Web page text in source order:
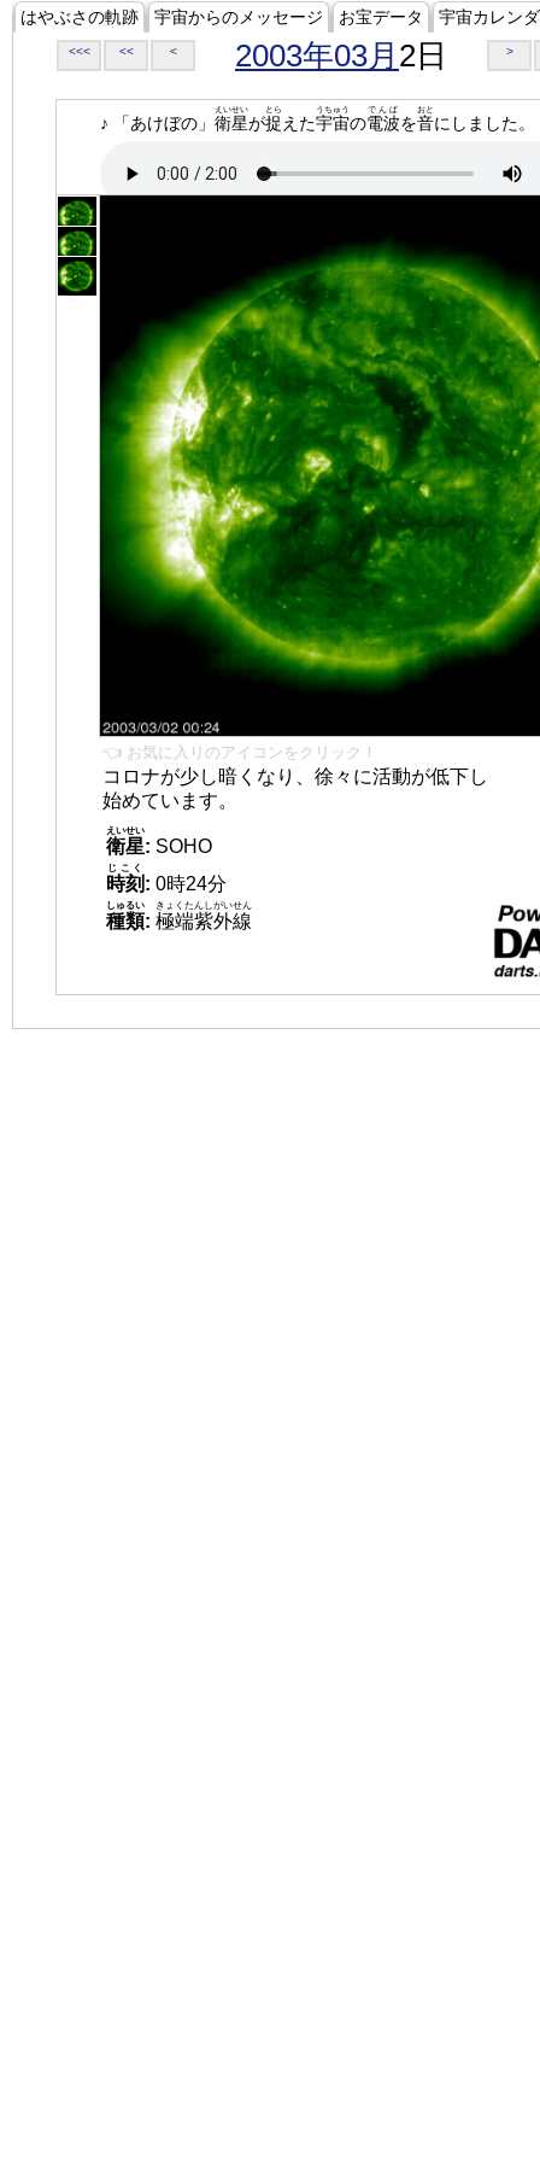
はやぶさの軌跡 宇宙からのメッセージ お宝データ 宇宙カレン
<<< << < 2003年03月 2日 >
♪ 「あけぼの」 衛星
えいせい
が捉
とら
えた宇宙
うちゅう
の電波
でんぱ
を音
おと
にしました。
👈 お気に入りのアイコンをクリック！
コロナが少し暗くなり、徐々に活動が低下し
始めています。
衛星
えいせい
: SOHO
時刻
じこく
: 0時24分
種類
しゅるい
: 極端紫外線
きょくたんしがいせん